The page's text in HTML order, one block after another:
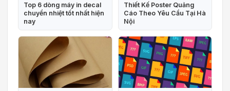
Top 6 dòng máy in decal
chuyển nhiệt tốt nhất hiện
nay
Thiết Kế Poster Quảng
Cáo Theo Yêu Cầu Tại Hà
Nội